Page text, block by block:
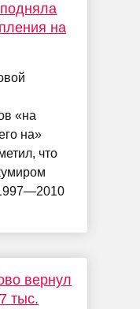
на
«на
на»
что
вернул
тыс.